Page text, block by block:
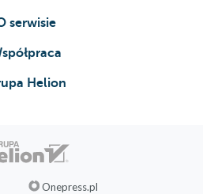
serwisie
Helion
Onepress.pl